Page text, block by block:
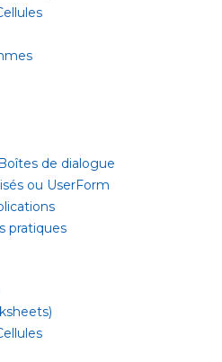
de dialogue
ou UserForm
pratiques